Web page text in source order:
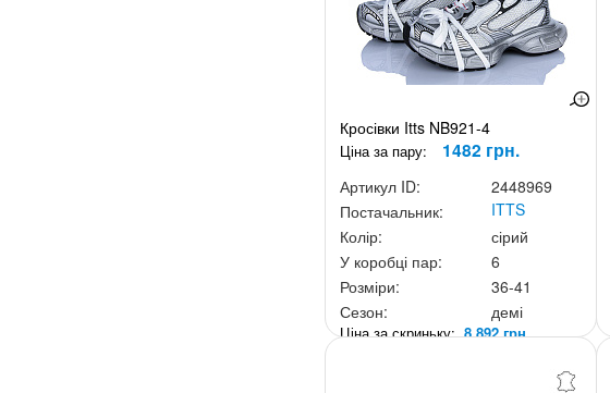
Кросівки Itts NB921-4
Ціна за пару: 1482 грн.
Артикул ID:
2448969
Постачальник:
ITTS
Колір:
сірий
У коробці пар:
6
Розміри:
36-41
Сезон:
демі
Ціна за скриньку:8 892 грн.